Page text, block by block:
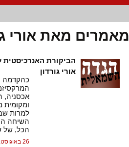
מאמרים מאת אורי
הביקורת
אורי גורדון
כהקדמה
אכסניה,
ומקומית
למרות
השיחה
הכל, של
26 באוגוסט, 2007